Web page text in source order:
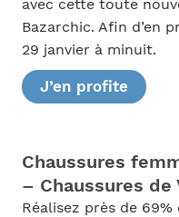
avec cette toute
Bazarchic. Afin d’en
29 janvier à minuit.
J’en profite
Chaussures
– Chaussures de
Réalisez près de 69%